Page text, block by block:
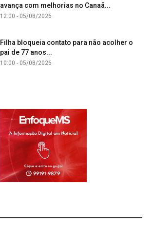
avança com melhorias no Canaã...
12:00 - 05/08/2026
Filha bloqueia contato para não acolher o
pai de 77 anos...
10:00 - 05/08/2026